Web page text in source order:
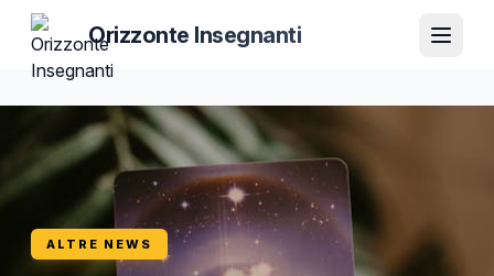
Orizzonte Insegnanti
ALTRE NEWS